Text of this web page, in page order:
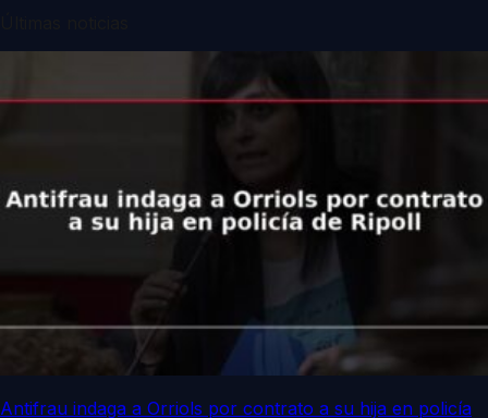
Antifrau indaga a Orriols por contrato a su hija en policía